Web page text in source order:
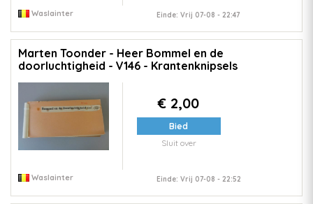
Waslainter Einde: Vrij 07-08 - 22:47
Marten Toonder - Heer Bommel en de
doorluchtigheid - V146 - Krantenknipsels
€ 2,00
Bied
Sluit over
Waslainter Einde: Vrij 07-08 - 22:52